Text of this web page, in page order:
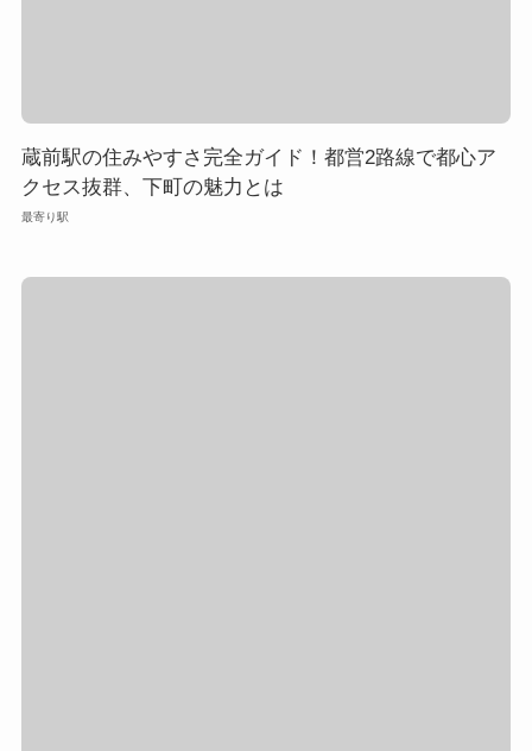
蔵前駅の住みやすさ完全ガイド！都営2路線で都心ア
クセス抜群、下町の魅力とは
最寄り駅